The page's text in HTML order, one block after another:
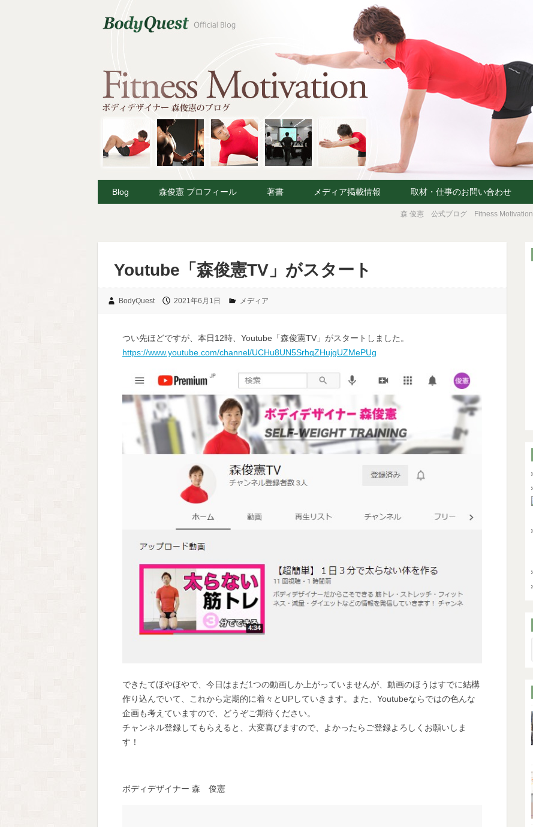
Blog 森俊憲 プロフィール 著書 メディア掲載情報 取材・仕事のお問い合わせ
森 俊憲 公式ブログ Fitness Motivation
Youtube「森俊憲TV」がスタート
BodyQuest 2021年6月1日 メディア
つい先ほどですが、本日12時、Youtube「森俊憲TV」がスタートしました。
https://www.youtube.com/channel/UCHu8UN5SrhqZHujgUZMePUg
できたてほやほやで、今日はまだ1つの動画しか上がっていませんが、動画のほうはすでに結構
作り込んでいて、これから定期的に着々とUPしていきます。また、Youtubeならではの色んな
企画も考えていますので、どうぞご期待ください。
チャンネル登録してもらえると、大変喜びますので、よかったらご登録よろしくお願いしま
す！
ボディデザイナー 森 俊憲